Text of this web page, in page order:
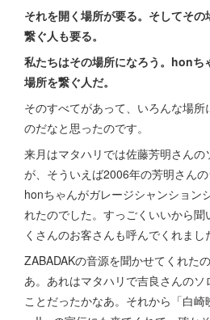
それを開く場所が要る。そしてそ
繋ぐ人も要る。
私たちはその場所になろう。honち
場所を繋ぐ人だ。
そのすべてがあって、いろんな場所
のだなと思ったのです。
来月はマタハリでは佐藤芳明さんの
が、そういえば2006年の芳明さんの
honちゃんがガレージシャンション
れたのでした。すっごくいいから
くさんのお客さんも呼んでくれまし
ZABADAKの音源を聞かせてくれた
あ。あれはマタハリで吉良さんの
ことだったかなあ。それから「白崎